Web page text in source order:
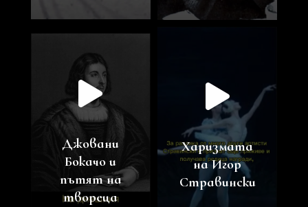
Една година
„На Този
Ден“!
Харизмата
на Игор
Стравински
Джовани
Бокачо и
пътят на
твореца